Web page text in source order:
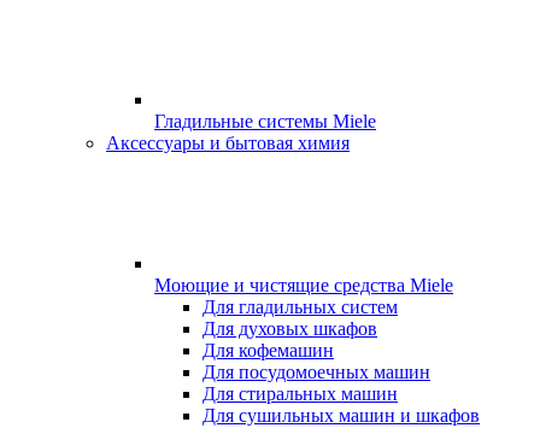
Гладильные системы Miele
Аксессуары и бытовая химия
Моющие и чистящие средства Miele
Для гладильных систем
Для духовых шкафов
Для кофемашин
Для посудомоечных машин
Для стиральных машин
Для сушильных машин и шкафов